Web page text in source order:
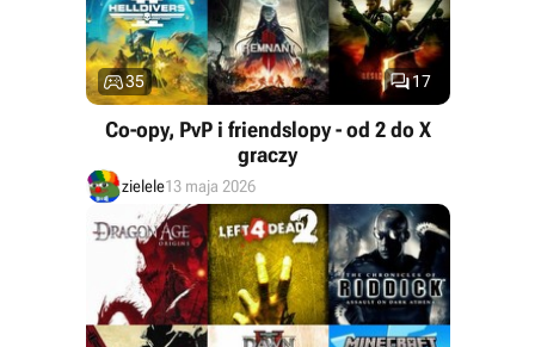
17
35
Co-opy, PvP i friendslopy - od 2 do X
graczy
zielele13 maja 2026